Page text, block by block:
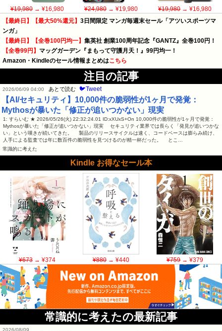
¥19,980→ ¥16,980 ¥24,980→ ¥19,980 ¥19,980→ ¥16,980
【最終日】【最大50%還元】 3日間限定 マンガ毎週末セール「アツいスポーツマ
ンガ」
【最終日】【全巻100円均一】 集英社 創業100周年記念『GANTZ』全巻100円！
【全巻99円】 マッグガーデン『まもって守護月天！』99円均一！
Amazon・Kindleのセール情報まとめはこちら
注目の記事
2026/06/09 04:00 あとで読む 🐦Tweet
【AI/セキュリティ】10,000件の脆弱性が1ヶ月で発覚：
Mythosが暴いた「修正が追いつかない」現実
1: すらいむ ★ 2026/05/26(火) 22:32:24.01 ID:xXUxS+On 10,000件の脆弱性が1ヶ月で発覚：
Mythosが暴いた「修正が追いつかない」現実 セキュリティ業界では長らく「発見が追いつかな
い」という嘆きが続いてきた。 製品のリリースサイクルは速く、コードベースは膨らみ続け、
人手による監査では年に数百件の脆弱性を見つけるのが精一杯だった。 とこ…
常識的に考えた
Kindle お得なセール本
¥673→ ¥374 ¥880→ ¥440 ¥759→ ¥379
常識的に考えたの最新記事